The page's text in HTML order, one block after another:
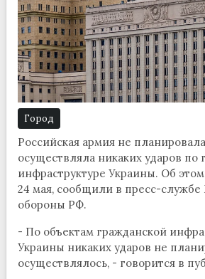
Город
Российская армия не
осуществляла никаких ударов по
инфраструктуре Украины. Об
24 мая, сообщили в пресс-службе
обороны РФ.
- По объектам гражданской
Украины никаких ударов не
осуществлялось, - говорится в